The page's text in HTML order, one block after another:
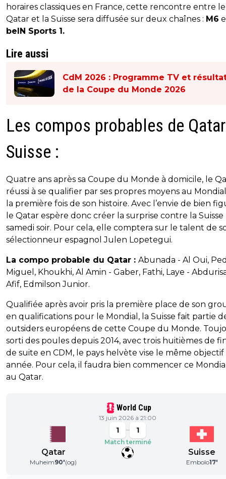
horaires classiques en France, cette rencontre entre le
Qatar et la Suisse sera diffusée sur deux chaînes : M6
beIN Sports 1.
Lire aussi
CdM 2026 : Programme TV et
de la Coupe du Monde 2026
Les compos probables de
Suisse :
Quatre ans après sa Coupe du Monde à domicile, le
réussi à se qualifier par ses propres moyens au
la première fois de son histoire. Avec l’envie de bien
le Qatar espère donc créer la surprise contre la Suisse
samedi soir. Pour cela, elle comptera sur le talent de
sélectionneur espagnol Julen Lopetegui.
La compo probable du Qatar : Abunada - Al Oui,
Miguel, Khoukhi, Al Amin - Gaber, Fathi, Laye -
Afif, Edmilson Junior.
Qualifiée après avoir pris la première place de son
en qualifications pour le Mondial, la Suisse fait partie
outsiders européens de cette Coupe du Monde.
sorti des poules depuis 2014, avec trois huitièmes de
de suite en CDM, le pays helvète vise le même
année. Pour cela, il faudra bien commencer ce
au Qatar.
World Cup
13 juin 2026 à 21:00
Qatar
Muheim90'(og)
1 1
Match terminé
Suisse
Embolo17'